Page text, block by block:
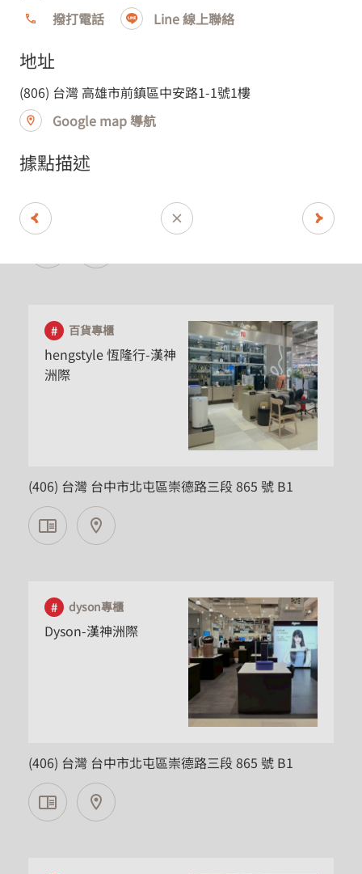
台北市
(106) 台灣 台北市大安區忠孝東路三段300號8樓
百貨專櫃
hengstyle 恆隆行-漢神
洲際
(406) 台灣 台中市北屯區崇德路三段 865 號 B1
dyson專櫃
Dyson-漢神洲際
(406) 台灣 台中市北屯區崇德路三段 865 號 B1
撥打電話
Line 線上聯絡
地址
(806) 台灣 高雄市前鎮區中安路1-1號1樓
Google map 導航
據點描述